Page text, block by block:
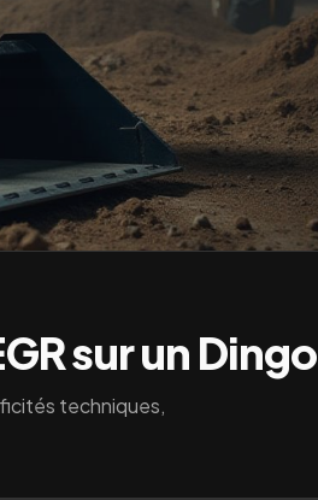
sur un Dingo
techniques,